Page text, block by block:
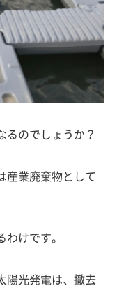
るのでしょうか？
産業廃棄物として
けです。
陽光発電は、撤去